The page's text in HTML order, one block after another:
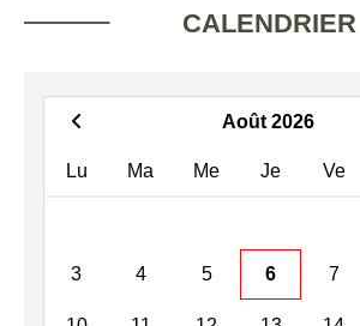
CALENDRIER
Août 2026
Lu Ma Me Je Ve
3 4 5 6 7